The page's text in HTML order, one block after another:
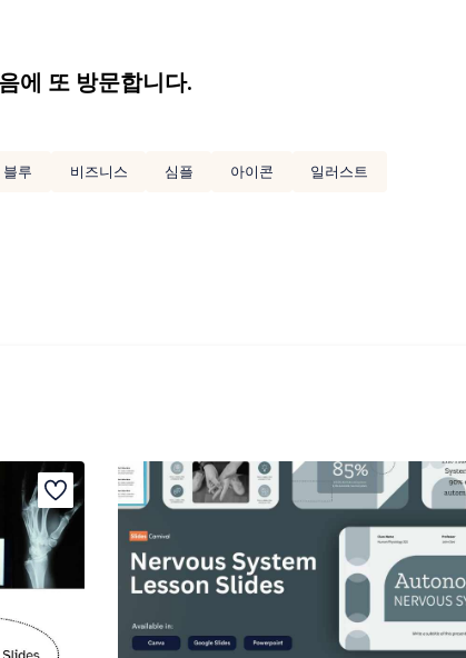
에 또 방문합니다.
블루 비즈니스 심플 아이콘
일러스트